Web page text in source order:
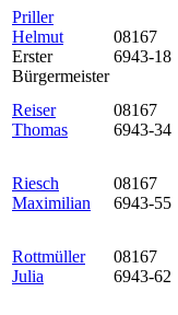
Priller
Helmut
Erster
Bürgermeister
08167
6943-18
Reiser
Thomas
08167
6943-34
Riesch
Maximilian
08167
6943-55
Rottmüller
Julia
08167
6943-62